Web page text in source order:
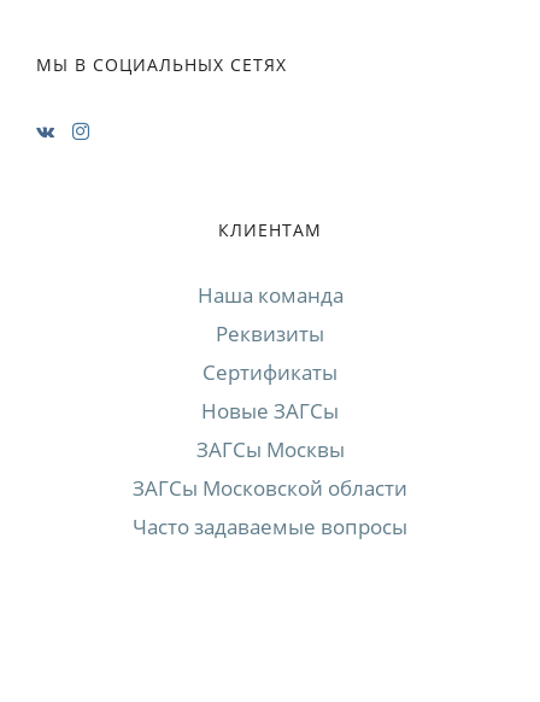
МЫ В СОЦИАЛЬНЫХ СЕТЯХ
КЛИЕНТАМ
Наша команда
Реквизиты
Сертификаты
Новые ЗАГСы
ЗАГСы Москвы
ЗАГСы Московской области
Часто задаваемые вопросы